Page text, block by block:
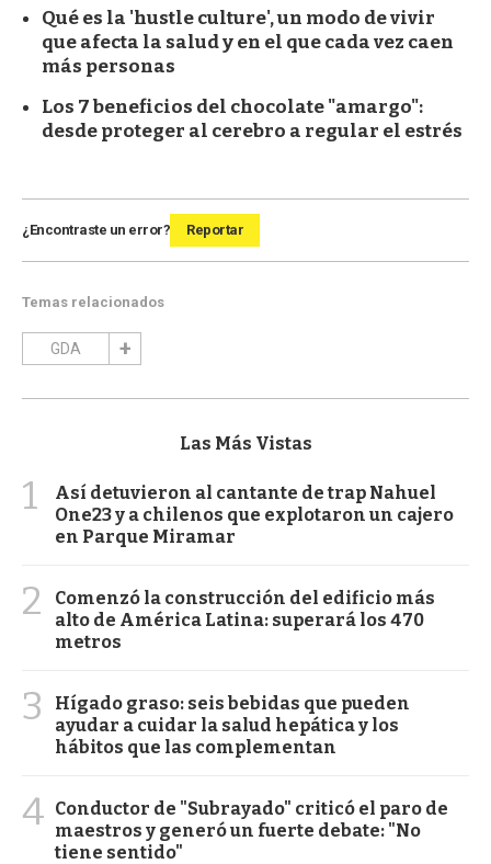
Qué es la 'hustle culture', un modo de vivir
que afecta la salud y en el que cada vez caen
más personas
Los 7 beneficios del chocolate "amargo":
desde proteger al cerebro a regular el estrés
¿Encontraste un error? Reportar
Temas relacionados
GDA
Las Más Vistas
1
Así detuvieron al cantante de trap Nahuel
One23 y a chilenos que explotaron un cajero
en Parque Miramar
2
Comenzó la construcción del edificio más
alto de América Latina: superará los 470
metros
3
Hígado graso: seis bebidas que pueden
ayudar a cuidar la salud hepática y los
hábitos que las complementan
4 Conductor de "Subrayado" criticó el paro de
maestros y generó un fuerte debate: "No
tiene sentido"